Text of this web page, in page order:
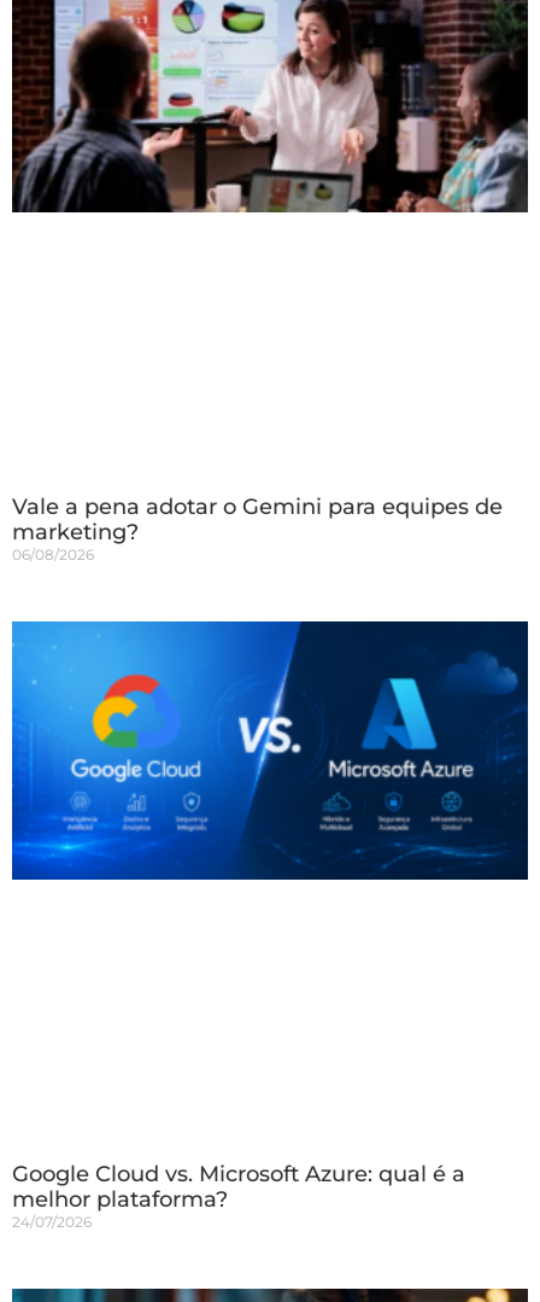
Vale a pena adotar o Gemini para equipes de
marketing?
06/08/2026
Google Cloud vs. Microsoft Azure: qual é a
melhor plataforma?
24/07/2026